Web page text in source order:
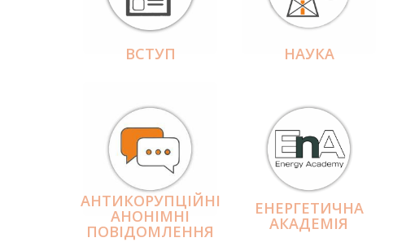
ВСТУП НАУКА
АНТИКОРУПЦІЙНІ
АНОНІМНІ
ПОВІДОМЛЕННЯ
ЕНЕРГЕТИЧНА
АКАДЕМІЯ